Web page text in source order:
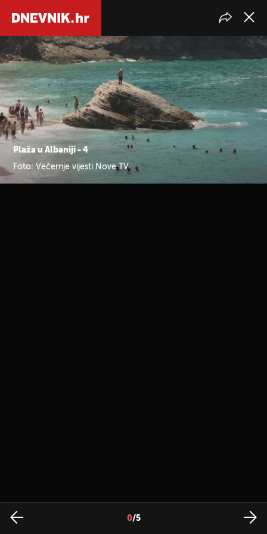
Plaža u Albaniji - 4
Foto: Večernje vijesti Nove TV
0/5